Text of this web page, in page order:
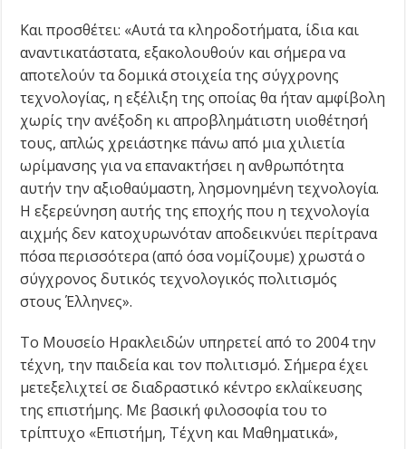
Και προσθέτει: «Αυτά τα κληροδοτήματα, ίδια και
αναντικατάστατα, εξακολουθούν και σήμερα να
αποτελούν τα δομικά στοιχεία της σύγχρονης
τεχνολογίας, η εξέλιξη της οποίας θα ήταν αμφίβολη
χωρίς την ανέξοδη κι απροβλημάτιστη υιοθέτησή
τους, απλώς χρειάστηκε πάνω από μια χιλιετία
ωρίμανσης για να επανακτήσει η ανθρωπότητα
αυτήν την αξιοθαύμαστη, λησμονημένη τεχνολογία.
Η εξερεύνηση αυτής της εποχής που η τεχνολογία
αιχμής δεν κατοχυρωνόταν αποδεικνύει περίτρανα
πόσα περισσότερα (από όσα νομίζουμε) χρωστά ο
σύγχρονος δυτικός τεχνολογικός πολιτισμός
στους Έλληνες».
Το Μουσείο Ηρακλειδών υπηρετεί από το 2004 την
τέχνη, την παιδεία και τον πολιτισμό. Σήμερα έχει
μετεξελιχτεί σε διαδραστικό κέντρο εκλαΐκευσης
της επιστήμης. Με βασική φιλοσοφία του το
τρίπτυχο «Επιστήμη, Τέχνη και Μαθηματικά»,